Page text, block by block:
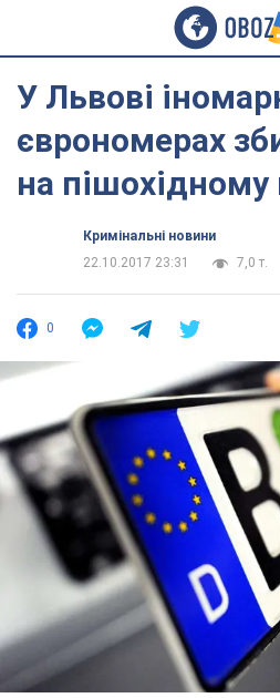
У Львові
єврономерах
на пішохідному
Кримінальні новини
22.10.2017 23:31
7,0 т.
0